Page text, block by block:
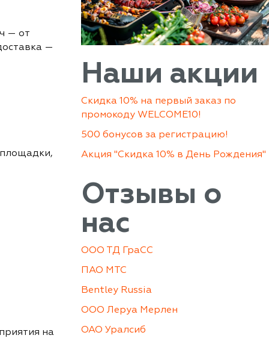
— от
—
на
Наши акции
Скидка 10% на первый заказ по
промокоду WELCOME10!
500 бонусов за регистрацию!
Акция "Скидка 10% в День Рождения"
Отзывы о
нас
ООО ТД ГраСС
ПАО МТС
Bentley Russia
ООО Леруа Мерлен
ОАО Уралсиб